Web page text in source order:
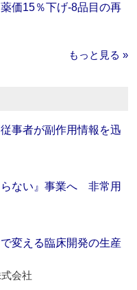
価15％下げ‐8品目の再
もっと見る »
事者が副作用情報を迅
らない』事業へ 非常用
変える臨床開発の生産
会社